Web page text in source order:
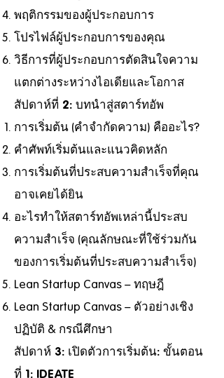
พฤติกรรมของผู้ประกอบการ
โปรไฟล์ผู้ประกอบการของคุณ
วิธีการที่ผู้ประกอบการตัดสินใจความ
แตกต่างระหว่างไอเดียและโอกาส
สัปดาห์ที่ 2: บทนำสู่สตาร์ทอัพ
การเริ่มต้น (คำจำกัดความ) คืออะไร?
คำศัพท์เริ่มต้นและแนวคิดหลัก
การเริ่มต้นที่ประสบความสำเร็จที่คุณ
อาจเคยได้ยิน
อะไรทำให้สตาร์ทอัพเหล่านี้ประสบ
ความสำเร็จ (คุณลักษณะที่ใช้ร่วมกัน
ของการเริ่มต้นที่ประสบความสำเร็จ)
Lean Startup Canvas – ทฤษฎี
Lean Startup Canvas – ตัวอย่างเชิง
ปฏิบัติ & กรณีศึกษา
สัปดาห์ 3: เปิดตัวการเริ่มต้น: ขั้นตอน
ที่ 1: IDEATE